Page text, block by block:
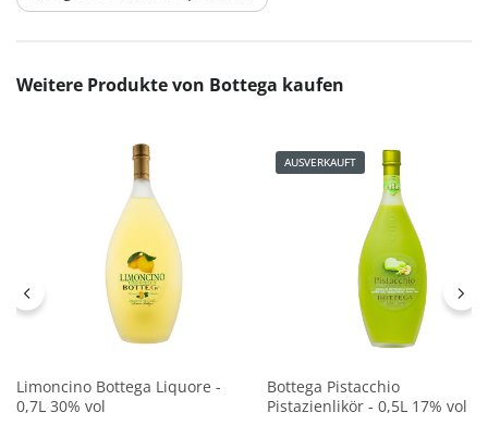
Produktgalerie überspringen
Weitere Produkte von Bottega kaufen
Limoncino Bottega Liquore -
0,7L 30% vol
AUSVERKAUFT
Bottega Pistacchio
Pistazienlikör - 0,5L 17% vol